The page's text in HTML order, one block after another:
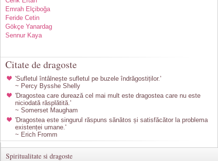
Emrah Elçiboğa
Feride Cetin
Gökçe Yanardag
Sennur Kaya
Citate de dragoste
'Sufletul întâlnește sufletul pe buzele îndrăgostiților.'
~ Percy Bysshe Shelly
'Dragostea care durează cel mai mult este dragostea care nu este
niciodată răsplătită.'
~ Somerset Maugham
'Dragostea este singurul răspuns sănătos și satisfăcător la problema
existenței umane.'
~ Erich Fromm
Spiritualitate si dragoste